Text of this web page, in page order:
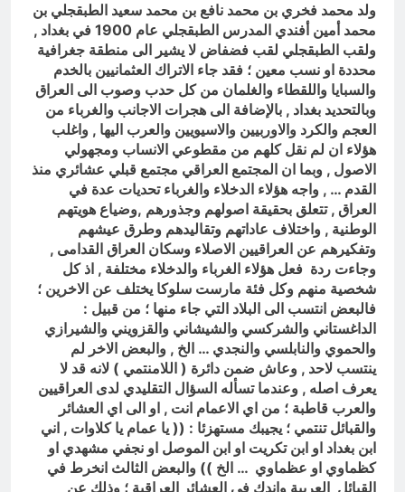
ولد محمد فخري بن محمد نافع بن محمد سعيد الطبقجلي بن
محمد أمين أفندي المدرس الطبقجلي عام 1900 في بغداد ,
ولقب الطبقجلي لقب فضفاض لا يشير الى منطقة جغرافية
محددة او نسب معين ؛ فقد جاء الاتراك العثمانيين بالخدم
والسبايا واللقطاء والغلمان من كل حدب وصوب الى العراق
وبالتحديد بغداد , بالإضافة الى هجرات الاجانب والغرباء من
العجم والكرد والاوربيين والاسيويين والعرب اليها , واغلب
هؤلاء ان لم نقل كلهم من مقطوعي الانساب ومجهولي
الاصول , وبما ان المجتمع العراقي مجتمع قبلي عشائري منذ
القدم … , واجه هؤلاء الدخلاء والغرباء تحديات عدة في
العراق , تتعلق بحقيقة اصولهم وجذورهم ,وضياع هويتهم
الوطنية , واختلاف عاداتهم وتقاليدهم وطرق عيشهم
وتفكيرهم عن العراقيين الاصلاء وسكان العراق القدامى ,
وجاءت ردة فعل هؤلاء الغرباء والدخلاء مختلفة , اذ كل
شخصية منهم وكل فئة مارست سلوكا يختلف عن الاخرين ؛
فالبعض انتسب الى البلاد التي جاء منها ؛ من قبيل :
الداغستاني والشركسي والشيشاني والقزويني والشيرازي
والحموي والنابلسي والنجدي … الخ , والبعض الاخر لم
ينتسب لاحد , وعاش ضمن دائرة ( اللامنتمي ) لانه قد لا
يعرف اصله , وعندما تسأله السؤال التقليدي لدى العراقيين
والعرب قاطبة ؛ من اي الاعمام انت , او الى اي العشائر
والقبائل تنتمي ؛ يجيبك مستهزئا : (( يا عمام يا كلاوات , اني
ابن بغداد او ابن تكريت او ابن الموصل او نجفي مشهدي او
كظماوي او عظماوي … الخ )) والبعض الثالث انخرط في
القبائل العربية واندك في العشائر العراقية ؛ وذلك عن